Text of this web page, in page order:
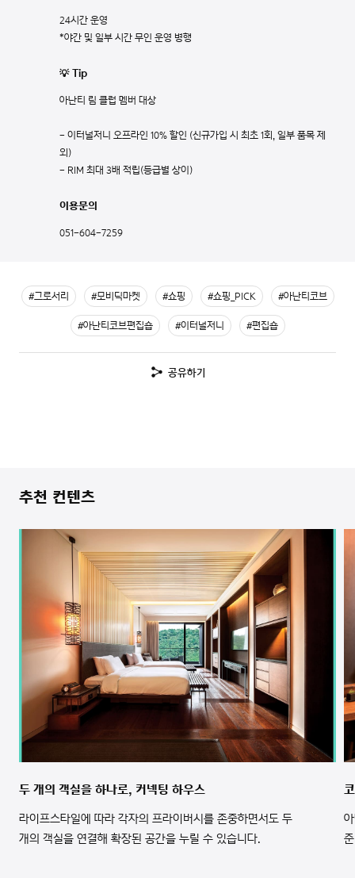
24시간 운영
*야간 및 일부 시간 무인 운영 병행
💡 Tip
아난티 림 클럽 멤버 대상
- 이터널저니 오프라인 10% 할인 (신규가입 시 최초 1회, 일부 품목 제
외)
- RIM 최대 3배 적립(등급별 상이)
이용문의
051-604-7259
#그로서리 #모비딕마켓 #쇼핑 #쇼핑_PICK #아난티코브
#아난티코브편집숍 #이터널저니 #편집숍
공유하기
추천 컨텐츠
두 개의 객실을 하나로, 커넥팅 하우스
라이프스타일에 따라 각자의 프라이버시를 존중하면서도 두
개의 객실을 연결해 확장된 공간을 누릴 수 있습니다.